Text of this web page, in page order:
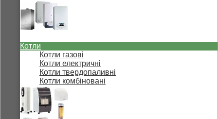
Котли
Котли газові
Котли електричні
Котли твердопаливні
Котли комбіновані